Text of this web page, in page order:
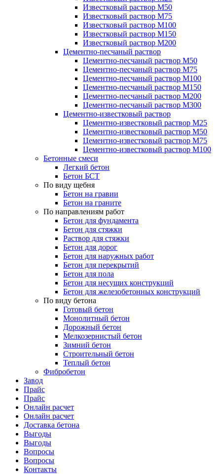
Известковый раствор М50
Известковый раствор М75
Известковый раствор М100
Известковый раствор М150
Известковый раствор М200
Цементно-песчаный раствор
Цементно-песчаный раствор М50
Цементно-песчаный раствор М75
Цементно-песчаный раствор М100
Цементно-песчаный раствор М150
Цементно-песчаный раствор М200
Цементно-песчаный раствор М300
Цементно-известковый раствор
Цементно-известковый раствор М25
Цементно-известковый раствор М50
Цементно-известковый раствор М75
Цементно-известковый раствор М100
Бетонные смеси
Легкий бетон
Бетон БСТ
По виду щебня
Бетон на гравии
Бетон на граните
По направлениям работ
Бетон для фундамента
Бетон для стяжки
Раствор для стяжки
Бетон для дорог
Бетон для наружных работ
Бетон для перекрытий
Бетон для пола
Бетон для несущих конструкций
Бетон для железобетонных конструкций
По виду бетона
Готовый бетон
Монолитный бетон
Дорожный бетон
Мелкозернистый бетон
Зимний бетон
Строительный бетон
Теплый бетон
Фибробетон
Завод
Прайс
Прайс
Онлайн расчет
Онлайн расчет
Доставка бетона
Выгоды
Выгоды
Вопросы
Вопросы
Контакты